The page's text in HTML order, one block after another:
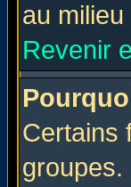
au
Revenir
Certains
groupes.